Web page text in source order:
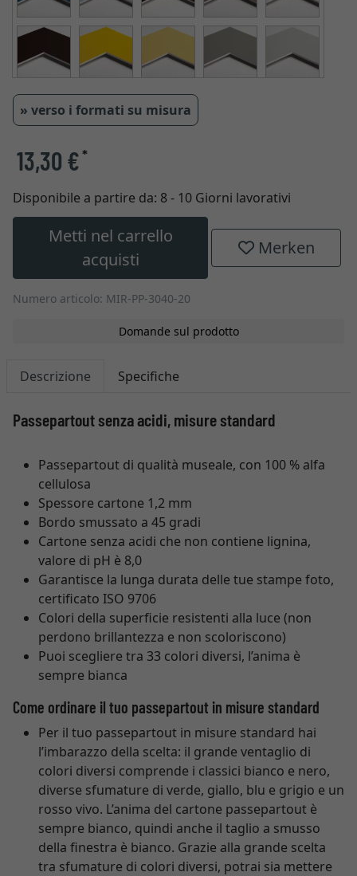
» verso i formati su misura
13,30 €*
Disponibile a partire da: 8 - 10 Giorni lavorativi
Metti nel carrello
acquisti
Merken
Numero articolo: MIR-PP-3040-20
Domande sul prodotto
Descrizione Specifiche
Passepartout senza acidi, misure standard
Passepartout di qualità museale, con 100 % alfa
cellulosa
Spessore cartone 1,2 mm
Bordo smussato a 45 gradi
Cartone senza acidi che non contiene lignina,
valore di pH è 8,0
Garantisce la lunga durata delle tue stampe foto,
certificato ISO 9706
Colori della superficie resistenti alla luce (non
perdono brillantezza e non scoloriscono)
Puoi scegliere tra 33 colori diversi, l’anima è
sempre bianca
Come ordinare il tuo passepartout in misure standard
Per il tuo passepartout in misure standard hai
l’imbarazzo della scelta: il grande ventaglio di
colori diversi comprende i classici bianco e nero,
diverse sfumature di verde, giallo, blu e grigio e un
rosso vivo. L’anima del cartone passepartout è
sempre bianco, quindi anche il taglio a smusso
della finestra è bianco. Grazie alla grande scelta
tra sfumature di colori diversi, potrai sia mettere